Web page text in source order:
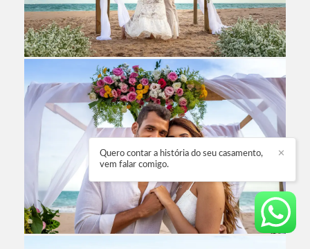
✕
Quero contar a história do seu casamento,
vem falar comigo.